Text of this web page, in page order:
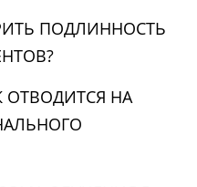
ПОДЛИННОСТЬ
НА